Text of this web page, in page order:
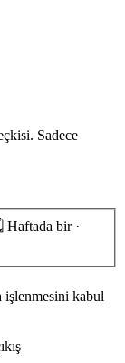
Sadece
Haftada bir ·
işlenmesini kabul